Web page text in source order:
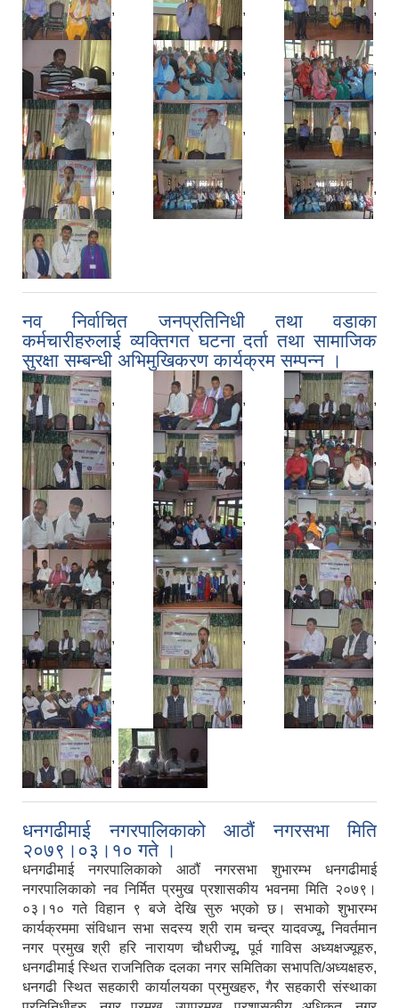
, , ,
, , ,
, , ,
, , ,
नव निर्वाचित जनप्रतिनिधी तथा वडाका
कर्मचारीहरुलाई व्यक्तिगत घटना दर्ता तथा सामाजिक
सुरक्षा सम्बन्धी अभिमुखिकरण कार्यक्रम सम्पन्न‍ ।
, , ,
, , ,
, , ,
, , ,
, , ,
, , ,
,
धनगढीमाई नगरपालिकाको आठौं नगरसभा मिति
२०७९।०३।१० गते ।
धनगढीमाई नगरपालिकाको आठौं नगरसभा शुभारम्भ धनगढीमाई
नगरपालिकाको नव निर्मित प्रमुख प्रशासकीय भवनमा मिति २०७९।
०३।१० गते विहान ९ बजे देखि सुरु भएको छ। सभाको शुभारम्भ
कार्यक्रममा संविधान सभा सदस्य श्री राम चन्द्र यादवज्यू, निवर्तमान
नगर प्रमुख श्री हरि नारायण चौधरीज्यू, पूर्व गाविस अध्यक्षज्यूहरु,
धनगढीमाई स्थित राजनितिक दलका नगर समितिका सभापति/अध्यक्षहरु,
धनगढी स्थित सहकारी कार्यालयका प्रमुखहरु, गैर सहकारी संस्थाका